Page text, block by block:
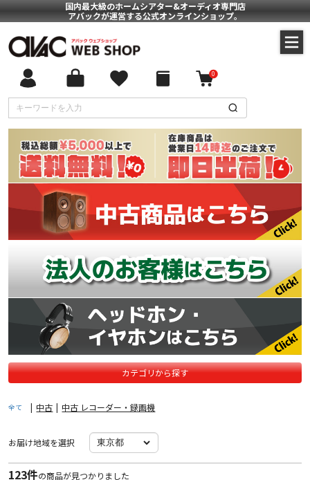
国内最大級のホームシアター&オーディオ専門店
アバックが運営する公式オンラインショップ。
0
カテゴリから探す
全て | 中古 | 中古 レコーダー・録画機
お届け地域を選択
123件の商品が見つかりました